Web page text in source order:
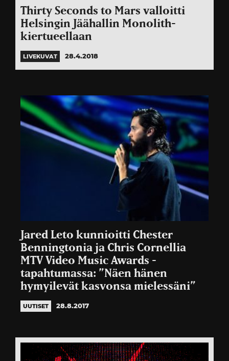
Thirty Seconds to Mars valloitti
Helsingin Jäähallin Monolith-
kiertueellaan
LIVEKUVAT 28.4.2018
Jared Leto kunnioitti Chester
Benningtonia ja Chris Cornellia
MTV Video Music Awards -
tapahtumassa: ”Näen hänen
hymyilevät kasvonsa mielessäni”
UUTISET 28.8.2017